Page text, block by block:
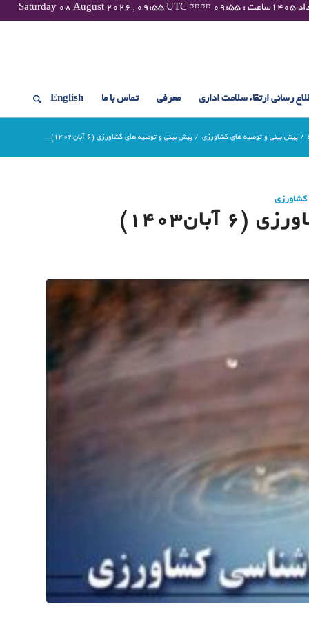
رسانی ارتقاء سلامت اداری معرفی تماس با ما English
/ پیش بینی و توصیه های کشاورزی / پیش بینی و توصیه های کشاورزی (6 آبان۱۴۰۳)...